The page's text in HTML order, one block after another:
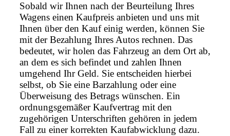
Sobald wir Ihnen nach der Beurteilung Ihres
Wagens einen Kaufpreis anbieten und uns mit
Ihnen über den Kauf einig werden, können Sie
mit der Bezahlung Ihres Autos rechnen. Das
bedeutet, wir holen das Fahrzeug an dem Ort ab,
an dem es sich befindet und zahlen Ihnen
umgehend Ihr Geld. Sie entscheiden hierbei
selbst, ob Sie eine Barzahlung oder eine
Überweisung des Betrags wünschen. Ein
ordnungsgemäßer Kaufvertrag mit den
zugehörigen Unterschriften gehören in jedem
Fall zu einer korrekten Kaufabwicklung dazu.